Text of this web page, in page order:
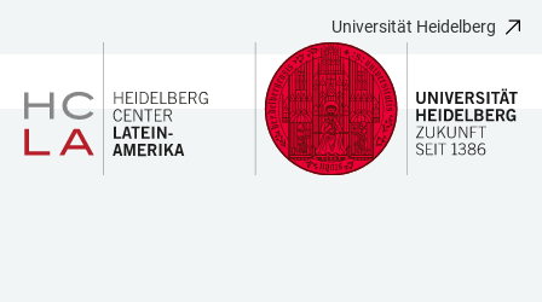
ZUR
BARRIEREFREIHEIT
Universität Heidelberg